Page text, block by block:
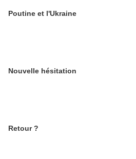
Poutine et l'Ukraine
Nouvelle hésitation
Retour ?